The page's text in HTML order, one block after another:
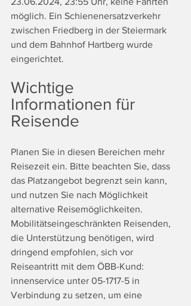
möglich. Ein Schienenersatzverkehr
zwischen Friedberg in der Steiermark
und dem Bahnhof Hartberg wurde
eingerichtet.
Wichtige
Informationen für
Reisende
Planen Sie in diesen Bereichen mehr
Reisezeit ein. Bitte beachten Sie, dass
das Platzangebot begrenzt sein kann,
und nutzen Sie nach Möglichkeit
alternative Reisemöglichkeiten.
Mobilitätseingeschränkten Reisenden,
die Unterstützung benötigen, wird
dringend empfohlen, sich vor
Reiseantritt mit dem ÖBB-Kund:
innenservice unter 05-1717-5 in
Verbindung zu setzen, um eine